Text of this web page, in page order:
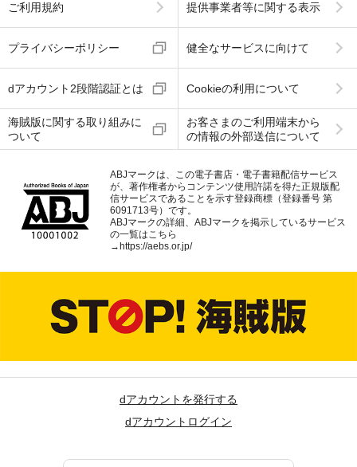
ご利用規約 提供事業者等に関する表示
プライバシーポリシー 健全なサービスに向けて
dアカウント2段階認証とは Cookieの利用について
海賊版に関する取り組みに
ついて
お客さまのご利用端末から
の情報の外部送信について
ABJマークは、この電子書店・電子書籍配信サービス
が、著作権者からコンテンツ使用許諾を得た正規版配
信サービスであることを示す登録商標（登録番号 第
6091713号）です。
ABJマークの詳細、ABJマークを掲示しているサービス
の一覧はこちら
→ https://aebs.or.jp/
dアカウントを発行する
dアカウントログイン